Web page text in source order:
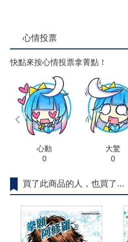
心情投票
快點來按心情投票拿菁點！
心動
0
大驚
0
prev
買了此商品的人，也買了...